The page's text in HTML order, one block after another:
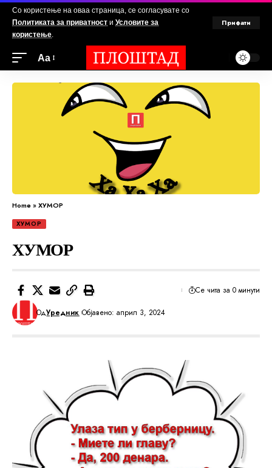
Со користење на оваа страница, се согласувате со
Политиката за приватност и Условите за
користење.
Прифати
Аа
Home»ХУМОР
ХУМОР
ХУМОР
ОдУредник Објавено: април 3, 2024
Се чита за 0 минути